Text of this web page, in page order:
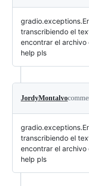
transcribiendo el
encontrar el
help pls
JordyMontalvo
transcribiendo el
encontrar el
help pls